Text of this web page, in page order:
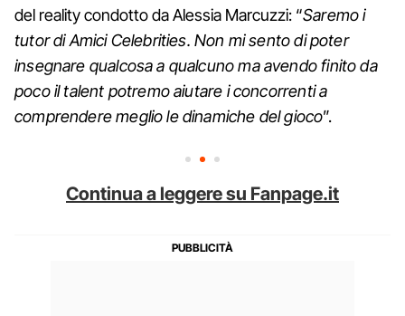
del reality condotto da Alessia Marcuzzi: “Saremo i
tutor di Amici Celebrities. Non mi sento di poter
insegnare qualcosa a qualcuno ma avendo finito da
poco il talent potremo aiutare i concorrenti a
comprendere meglio le dinamiche del gioco”.
Continua a leggere su Fanpage.it